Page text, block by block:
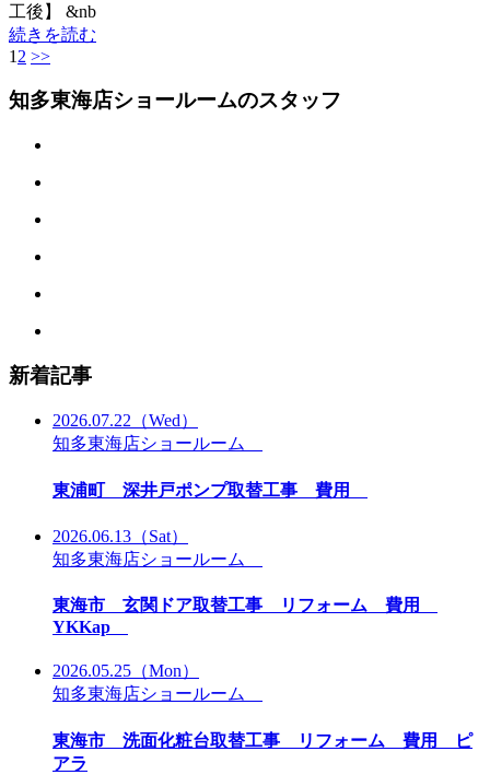
工後】 &nb
続きを読む
1 2 >>
知多東海店ショールームのスタッフ
新着記事
2026.07.22 （Wed）
知多東海店ショールーム
東浦町 深井戸ポンプ取替工事 費用
2026.06.13 （Sat）
知多東海店ショールーム
東海市 玄関ドア取替工事 リフォーム 費用
YKKap
2026.05.25 （Mon）
知多東海店ショールーム
東海市 洗面化粧台取替工事 リフォーム 費用 ピ
アラ